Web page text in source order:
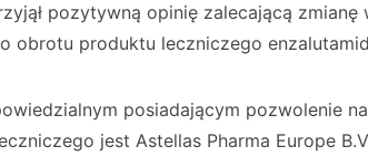
pozytywną opinię zalecającą
obrotu produktu leczniczego
posiadającym pozwolenie
jest Astellas Pharma Europe